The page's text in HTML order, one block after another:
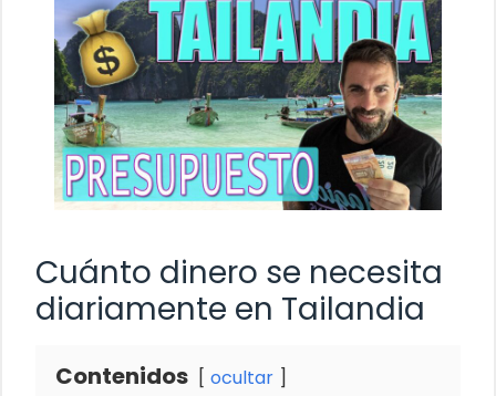
Cuánto dinero se necesita
diariamente en Tailandia
Contenidos ocultar